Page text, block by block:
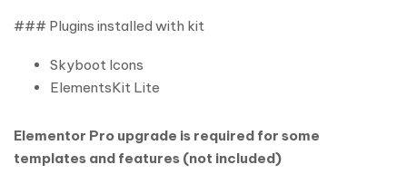
### Plugins installed with kit
Skyboot Icons
ElementsKit Lite
Elementor Pro upgrade is required for some
templates and features (not included)